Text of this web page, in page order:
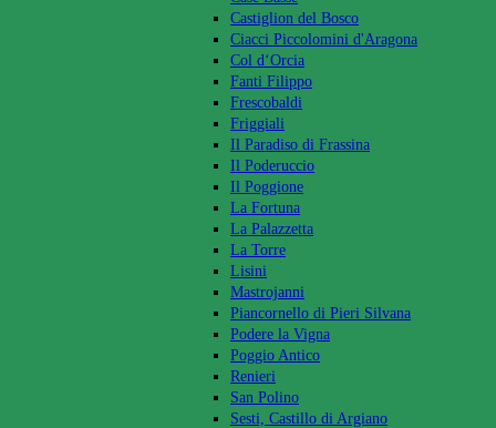
Castiglion del Bosco
Ciacci Piccolomini d'Aragona
Col d‘Orcia
Fanti Filippo
Frescobaldi
Friggiali
Il Paradiso di Frassina
Il Poderuccio
Il Poggione
La Fortuna
La Palazzetta
La Torre
Lisini
Mastrojanni
Piancornello di Pieri Silvana
Podere la Vigna
Poggio Antico
Renieri
San Polino
Sesti, Castillo di Argiano